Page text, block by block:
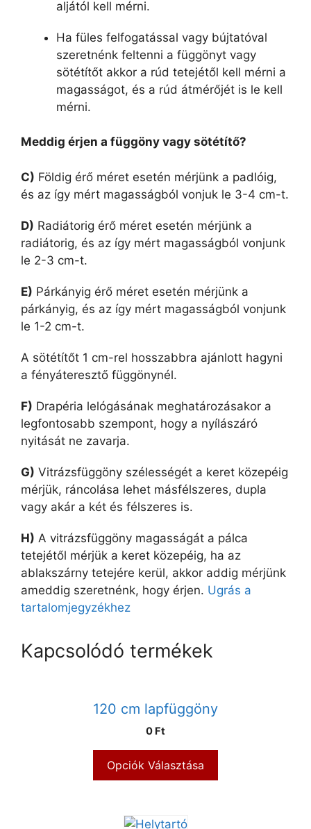
aljától kell mérni.
Ha füles felfogatással vagy bújtatóval
szeretnénk feltenni a függönyt vagy
sötétítőt akkor a rúd tetejétől kell mérni a
magasságot, és a rúd átmérőjét is le kell
mérni.
Meddig érjen a függöny vagy sötétítő?
C) Földig érő méret esetén mérjünk a padlóig,
és az így mért magasságból vonjuk le 3-4 cm-t.
D) Radiátorig érő méret esetén mérjünk a
radiátorig, és az így mért magasságból vonjunk
le 2-3 cm-t.
E) Párkányig érő méret esetén mérjünk a
párkányig, és az így mért magasságból vonjunk
le 1-2 cm-t.
A sötétítőt 1 cm-rel hosszabbra ajánlott hagyni
a fényáteresztő függönynél.
F) Drapéria lelógásának meghatározásakor a
legfontosabb szempont, hogy a nyílászáró
nyitását ne zavarja.
G) Vitrázsfüggöny szélességét a keret közepéig
mérjük, ráncolása lehet másfélszeres, dupla
vagy akár a két és félszeres is.
H) A vitrázsfüggöny magasságát a pálca
tetejétől mérjük a keret közepéig, ha az
ablakszárny tetejére kerül, akkor addig mérjünk
ameddig szeretnénk, hogy érjen. Ugrás a
tartalomjegyzékhez
Kapcsolódó termékek
120 cm lapfüggöny
0 Ft
Opciók Választása